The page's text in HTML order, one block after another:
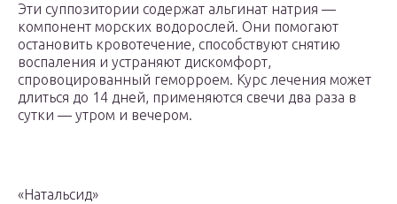
Эти суппозитории содержат альгинат натрия —
компонент морских водорослей. Они помогают
остановить кровотечение, способствуют снятию
воспаления и устраняют дискомфорт,
спровоцированный геморроем. Курс лечения может
длиться до 14 дней, применяются свечи два раза в
сутки — утром и вечером.
«Натальсид»